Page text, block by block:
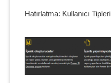
Hatırlatma: Kullanıcı Tipleri